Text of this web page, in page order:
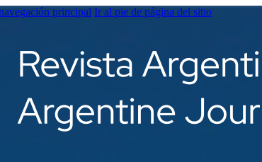
principal Ir al pie de página del sitio